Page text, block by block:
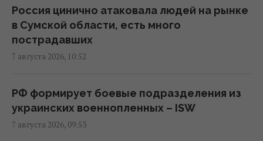
(видео)
09:11 пятница, 07 августа 2026
Россия использует украинских
подразделений, - ISW
08:24 пятница, 07 августа 2026
Россия цинично атаковала людей на рынке
в Сумской области, есть много
пострадавших
7 августа 2026, 10:52
РФ формирует боевые подразделения из
украинских военнопленных – ISW
7 августа 2026, 09:53